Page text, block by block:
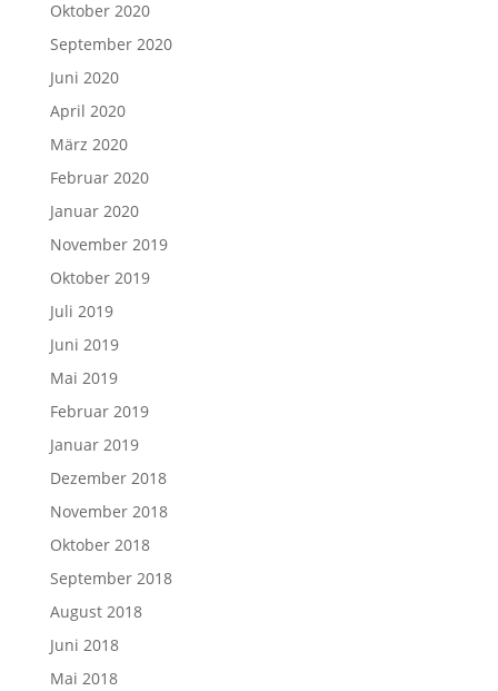
Oktober 2020
September 2020
Juni 2020
April 2020
März 2020
Februar 2020
Januar 2020
November 2019
Oktober 2019
Juli 2019
Juni 2019
Mai 2019
Februar 2019
Januar 2019
Dezember 2018
November 2018
Oktober 2018
September 2018
August 2018
Juni 2018
Mai 2018